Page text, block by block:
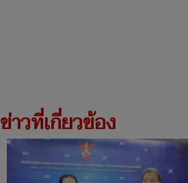
ข่าวที่เกี่ยวข้อง